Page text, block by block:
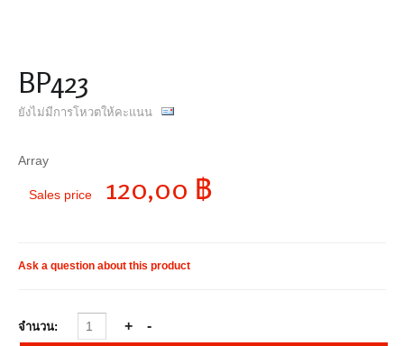
BP423
ยังไม่มีการโหวตให้คะแนน
Array
Sales price 120,00 ฿
Ask a question about this product
จำนวน: